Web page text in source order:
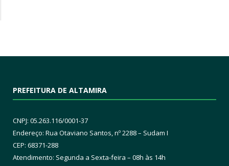
PREFEITURA DE ALTAMIRA
CNPJ: 05.263.116/0001-37
Endereço: Rua Otaviano Santos, nº 2288 – Sudam I
CEP: 68371-288
Atendimento: Segunda a Sexta-feira – 08h às 14h